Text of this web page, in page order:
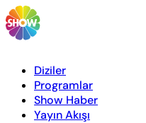
Diziler
Programlar
Show Haber
Yayın Akışı